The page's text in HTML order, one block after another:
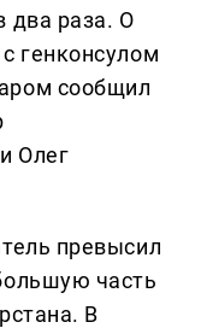
два раза. О
генконсулом
сообщил
Олег
превысил
часть
В